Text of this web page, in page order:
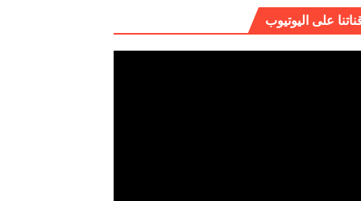
على اليوتيوب